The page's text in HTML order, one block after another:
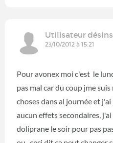
Utilisateur
23/10/2012 à 15:21
Pour avonex moi c'est le
pas mal car du coup jme
choses dans al journée et
aucun effets secondaires,
doliprane le soir pour pas